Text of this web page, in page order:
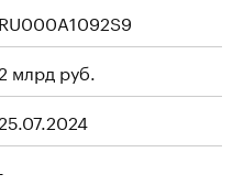
RU000A1092S9
2 млрд руб.
25.07.2024
-